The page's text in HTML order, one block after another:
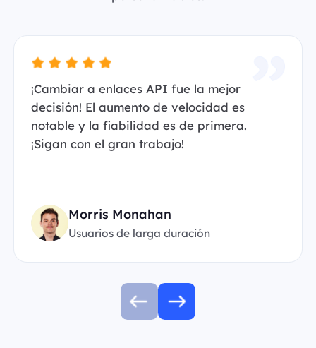
¡Cambiar a enlaces API fue la mejor
decisión! El aumento de velocidad es
notable y la fiabilidad es de primera.
¡Sigan con el gran trabajo!
Morris Monahan
Usuarios de larga duración